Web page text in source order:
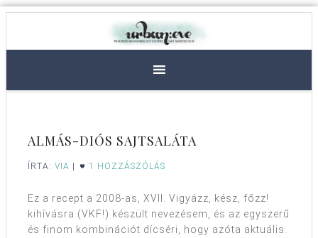
ALMÁS-DIÓS SAJTSALÁTA
ÍRTA: VIA 1 HOZZÁSZÓLÁS
Ez a recept a 2008-as, XVII. Vigyázz, kész, főzz!
kihívásra (VKF!) készült nevezésem, és az egyszerű
és finom kombinációt dícséri, hogy azóta aktuális.